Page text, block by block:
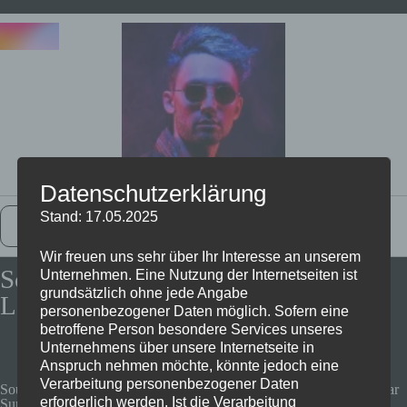
Zurück Zur Startseite
Soundcore Frames - Brille mit
Lautsprechern
Soundcore Frames Landmark Style, Bluetooth-Audiobrille, Open Ear
Surround Sound, 4 Lautsprecher, Polarisierte Gläser, 2 Mikrofone,
Datenschutzerklärung
Stand: 17.05.2025
Wir freuen uns sehr über Ihr Interesse an unserem
Unternehmen. Eine Nutzung der Internetseiten ist
grundsätzlich ohne jede Angabe
personenbezogener Daten möglich. Sofern eine
betroffene Person besondere Services unseres
Unternehmens über unsere Internetseite in
Anspruch nehmen möchte, könnte jedoch eine
Verarbeitung personenbezogener Daten
erforderlich werden. Ist die Verarbeitung